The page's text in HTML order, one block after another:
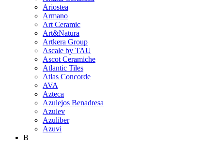
Ariostea
Armano
Art Ceramic
Art&Natura
Artkera Group
Ascale by TAU
Ascot Ceramiche
Atlantic Tiles
Atlas Concorde
AVA
Azteca
Azulejos Benadresa
Azulev
Azuliber
Azuvi
B